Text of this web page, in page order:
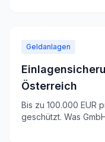
Geldanlagen
Österreich
Bis zu 100.000 EUR
geschützt. Was